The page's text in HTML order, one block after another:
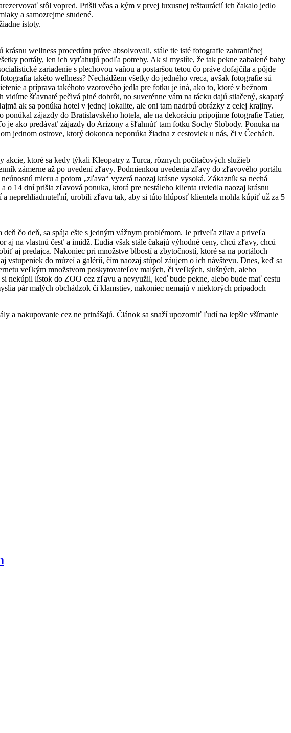
stôl vopred. Prišli včas a kým v prvej luxusnej reštaurácií ich čakalo jedlo
a samozrejme studené.
istoty.
wellness procedúru práve absolvovali, stále tie isté fotografie zahraničnej
portály, len ich vyťahujú podľa potreby. Ak si myslíte, že tak pekne zabalené baby
zariadenie s plechovou vaňou a postaršou tetou čo práve dofajčila a pôjde
takéto wellness? Nechádžem všetky do jedného vreca, avšak fotografie sú
a príprava takéhoto vzorového jedla pre fotku je iná, ako to, ktoré v bežnom
šťavnaté pečivá plné dobrôt, no suverénne vám na tácku dajú stlačený, skapatý
ak sa ponúka hotel v jednej lokalite, ale oni tam nadrbú obrázky z celej krajiny.
zájazdy do Bratislavského hotela, ale na dekoráciu pripojíme fotografie Tatier,
je ako predávať zájazdy do Arizony a šľahnúť tam fotku Sochy Slobody. Ponuka na
jednom ostrove, ktorý dokonca neponúka žiadna z cestoviek u nás, či v Čechách.
ktoré sa kedy týkali Kleopatry z Turca, rôznych počítačových služieb
zámerne až po uvedení zľavy. Podmienkou uvedenia zľavy do zľavového portálu
mieru a potom „zľava“ vyzerá naozaj krásne vysoká. Zákazník sa nechá
14 dní prišla zľavová ponuka, ktorá pre nestáleho klienta uviedla naozaj krásnu
neprehliadnuteľní, urobili zľavu tak, aby si túto hlúposť klientela mohla kúpiť už za 5
čo deň, sa spája ešte s jedným vážnym problémom. Je priveľa zliav a priveľa
na vlastnú česť a imidž. Ľudia však stále čakajú výhodné ceny, chcú zľavy, chcú
aj predajca. Nakoniec pri množstve blbostí a zbytočností, ktoré sa na portáloch
do múzeí a galérií, čím naozaj stúpol záujem o ich návštevu. Dnes, keď sa
veľkým množstvom poskytovateľov malých, či veľkých, slušných, alebo
nekúpil lístok do ZOO cez zľavu a nevyužil, keď bude pekne, alebo bude mať cestu
pár malých obchádzok či klamstiev, nakoniec nemajú v niektorých prípadoch
a nakupovanie cez ne prinášajú. Článok sa snaží upozorniť ľudí na lepšie všímanie